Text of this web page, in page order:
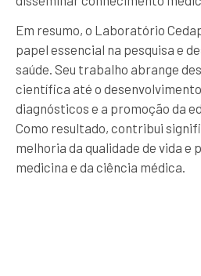
Em resumo, o Laboratório
papel essencial na pesquisa e
saúde. Seu trabalho abrange
científica até o
diagnósticos e a promoção da
Como resultado, contribui
melhoria da qualidade de vida e
medicina e da ciência médica.